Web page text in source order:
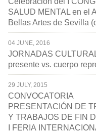
SALUD MENTAL en el
Bellas Artes de Sevilla
04 JUNE, 2016
JORNADAS
presente vs. cuerpo
29 JULY, 2015
CONVOCATORIA
PRESENTACIÓN DE
Y TRABAJOS DE FIN
I FERIA